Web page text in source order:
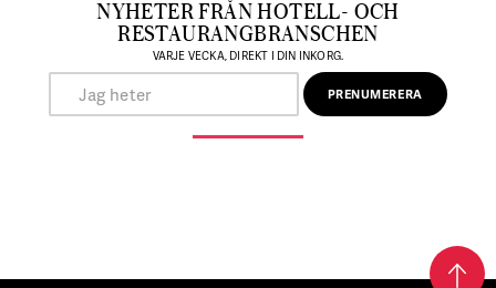
NYHETER FRÅN HOTELL- OCH
RESTAURANGBRANSCHEN
VARJE VECKA, DIREKT I DIN INKORG.